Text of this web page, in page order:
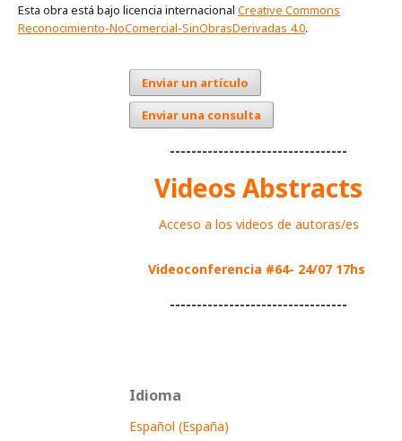
Esta obra está bajo licencia internacional Creative Commons
Reconocimiento-NoComercial-SinObrasDerivadas 4.0.
Enviar un artículo
Enviar una consulta
---------------------------------
Videos Abstracts
Acceso a los videos de autoras/es
Videoconferencia #64- 24/07 17hs
---------------------------------
Idioma
Español (España)